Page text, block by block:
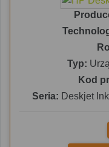
Typ:
Kod
Seria: Deskjet